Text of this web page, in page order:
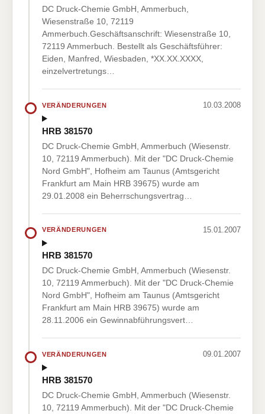
DC Druck-Chemie GmbH, Ammerbuch,
Wiesenstraße 10, 72119
Ammerbuch.Geschäftsanschrift: Wiesenstraße 10,
72119 Ammerbuch. Bestellt als Geschäftsführer:
Eiden, Manfred, Wiesbaden, *XX.XX.XXXX,
einzelvertretungs…
VERÄNDERUNGEN 10.03.2008
HRB 381570
DC Druck-Chemie GmbH, Ammerbuch (Wiesenstr.
10, 72119 Ammerbuch). Mit der "DC Druck-Chemie
Nord GmbH", Hofheim am Taunus (Amtsgericht
Frankfurt am Main HRB 39675) wurde am
29.01.2008 ein Beherrschungsvertrag…
VERÄNDERUNGEN 15.01.2007
HRB 381570
DC Druck-Chemie GmbH, Ammerbuch (Wiesenstr.
10, 72119 Ammerbuch). Mit der "DC Druck-Chemie
Nord GmbH", Hofheim am Taunus (Amtsgericht
Frankfurt am Main HRB 39675) wurde am
28.11.2006 ein Gewinnabführungsvert…
VERÄNDERUNGEN 09.01.2007
HRB 381570
DC Druck-Chemie GmbH, Ammerbuch (Wiesenstr.
10, 72119 Ammerbuch). Mit der "DC Druck-Chemie